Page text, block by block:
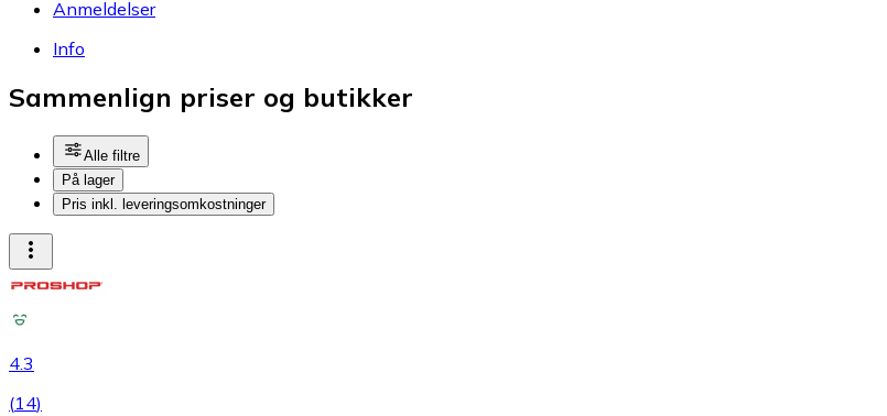
Anmeldelser
Info
Sammenlign priser og butikker
Alle filtre
På lager
Pris inkl. leveringsomkostninger
4.3
(14)